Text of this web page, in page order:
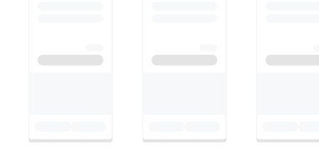
が、息遣いが、感じら
せ！！ デュオのお二
で。） さて、そんな